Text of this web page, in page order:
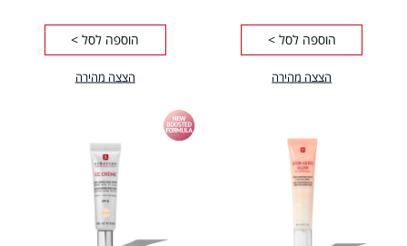
הצצה מהירה
הוספה לסל >
הצצה מהירה
הוספה לסל >